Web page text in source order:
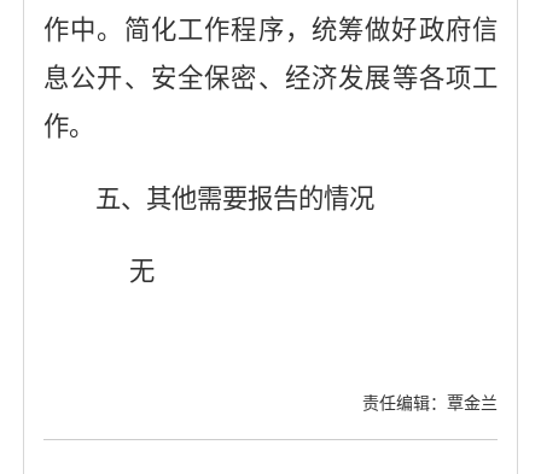
作中。简化工作程序，统筹做好政府信
息公开、安全保密、 经济发展等各项工
作。
五、其他需要报告的情况
无
责任编辑：覃金兰